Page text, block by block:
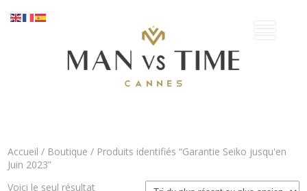
Accueil / Boutique / Produits identifiés “Garantie Seiko jusqu'en
Juin 2023”
Voici le seul résultat